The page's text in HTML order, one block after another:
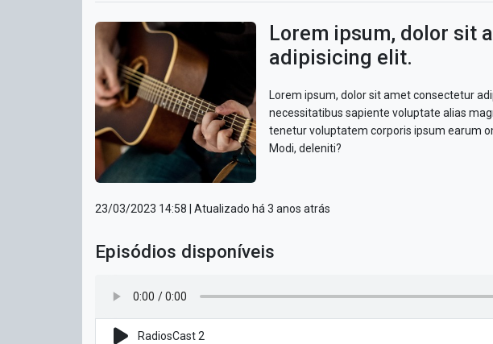
Lorem ipsum, dolor sit
adipisicing elit.
Lorem ipsum, dolor sit amet consectetur
necessitatibus sapiente voluptate alias
tenetur voluptatem corporis ipsum earum
Modi, deleniti?
23/03/2023 14:58 | Atualizado há 3 anos atrás
Episódios disponíveis
RadiosCast 2